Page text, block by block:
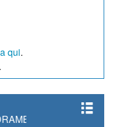
qui.
.
FIORELLI